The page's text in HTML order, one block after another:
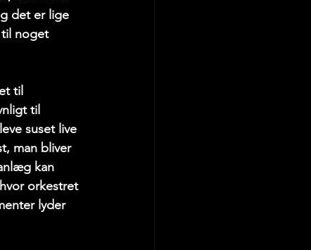
det er lige
noget
til
til
suset live
man bliver
kan
orkestret
lyder